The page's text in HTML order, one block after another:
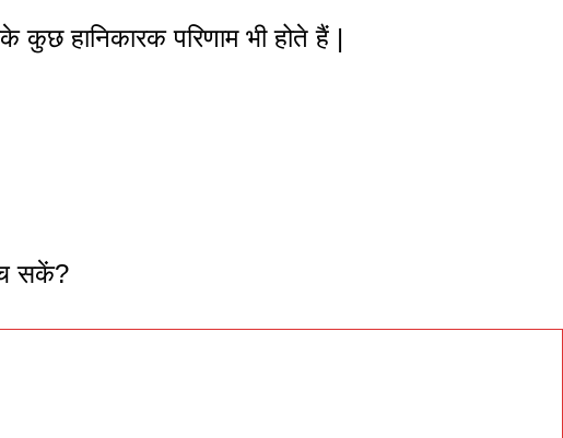
हानिकारक परिणाम भी होते हैं |
सकें?